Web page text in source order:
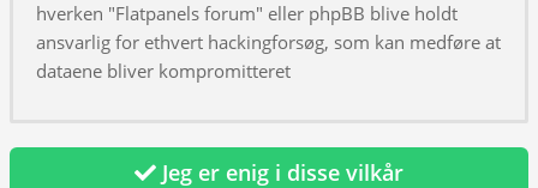
hverken "Flatpanels forum" eller phpBB blive holdt
ansvarlig for ethvert hackingforsøg, som kan medføre at
dataene bliver kompromitteret
Jeg er enig i disse vilkår